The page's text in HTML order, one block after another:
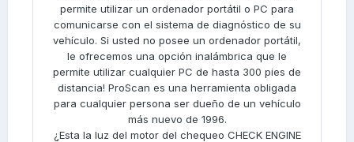
permite utilizar un ordenador portátil o PC para
comunicarse con el sistema de diagnóstico de su
vehículo. Si usted no posee un ordenador portátil,
le ofrecemos una opción inalámbrica que le
permite utilizar cualquier PC de hasta 300 pies de
distancia! ProScan es una herramienta obligada
para cualquier persona ser dueño de un vehículo
más nuevo de 1996.
¿Esta la luz del motor del chequeo CHECK ENGINE